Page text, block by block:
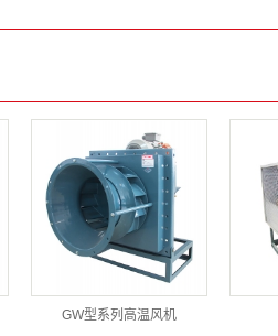
GW型系列高温风机